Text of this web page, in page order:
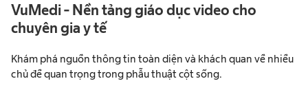
VuMedi - Nền tảng giáo dục video cho
chuyên gia y tế
Khám phá nguồn thông tin toàn diện và khách quan về nhiều
chủ đề quan trọng trong phẫu thuật cột sống.